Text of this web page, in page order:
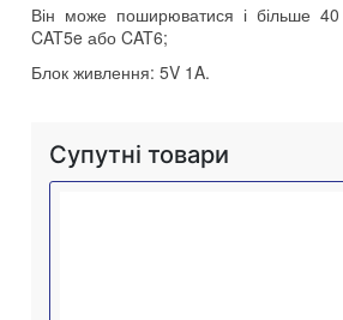
Він може поширюватися і більше
CAT5e або CAT6;
Блок живлення: 5V 1A.
Супутні товари